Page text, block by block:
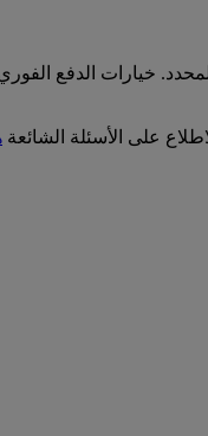
خيارات الدفع
على الأسئلة الشائعة